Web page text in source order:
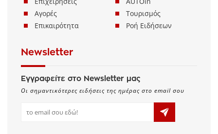
Αγορές
Επικαιρότητα
Τουρισμός
Ροή Ειδήσεων
Newsletter
Εγγραφείτε στο Newsletter μας
Οι σημαντικότερες ειδήσεις της ημέρας στο email σου